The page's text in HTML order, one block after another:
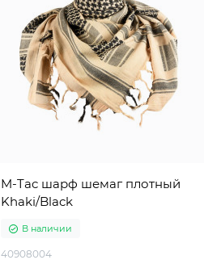
M-Tac шарф шемаг плотный
Khaki/Black
В наличии
40908004